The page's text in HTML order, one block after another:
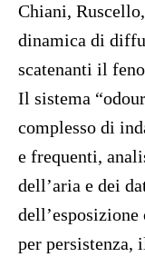
Chiani,
dinamica di
scatenanti il
Il sistema
complesso di
e frequenti,
dell’aria e dei
per persistenza,